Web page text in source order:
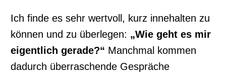
Ich finde es sehr wertvoll, kurz innehalten zu
können und zu überlegen: „Wie geht es mir
eigentlich gerade?“ Manchmal kommen
dadurch überraschende Gespräche